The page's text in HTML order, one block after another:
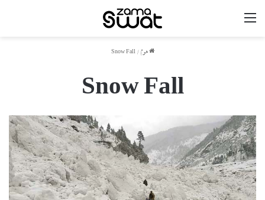
ھوم /
Snow Fall
Snow Fall